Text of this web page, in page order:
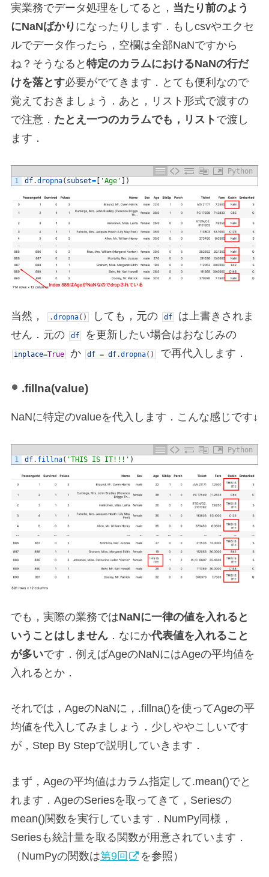
実業務でデータ処理をしてると， 当たり前のよう
にNaNばかり になったりします．もしcsvやエクセ
ルでデータ作ったら，空欄は全部NaNですから
ね？そうなると 特定のカラムにおけるNaNの行だ
けを落とす必要がでてきます．とても便利なので
覚えておきましょう．あと，リスト形式で渡すの
で注意． たとえ一つのカラムでも，リスト で渡し
ます．
Python
1
df.dropna( subset= [ 'Age' ] )
当然， .dropna( ) しても，元の df
は上書きされま
せん．元の
df を更新したい場合はおなじみの
inplace=True か df = df.dropna( ) で再代入します．
.fillna(value)
NaNに特定のvalueを代入します．こんな感じです↓
Python
1
df. fillna( 'THIS IS IT!!!' )
でも，実際の業務ではNaNに一律の値を入れると
いうことはしません ．なにか代表値を入れること
が多いです．例えばAgeのNaNにはAgeの平均値を
入れるとか．
それでは，AgeのNaNに，.fillna()を使ってAgeの平
均値を代入してみましょう．少しややこしいです
が，Step By Stepで説明していきます．
まず，Ageの平均値はカラム指定して.mean()でと
れます．AgeのSeriesを取ってきて，Seriesの
mean()関数を実行しています．NumPy同様，
Seriesも統計量を取る関数が用意されています．
（NumPyの関数は第9回 を参照）